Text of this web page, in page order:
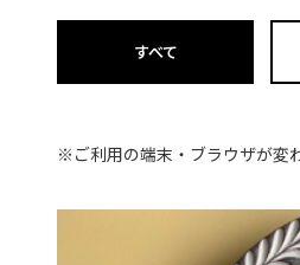
すべて
※ご利用の端末・ブラウザが変